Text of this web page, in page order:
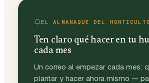
EL ALMANAQUE DEL
Ten claro qué hacer en tu
cada mes
Un correo al empezar cada mes:
plantar y hacer ahora mismo —